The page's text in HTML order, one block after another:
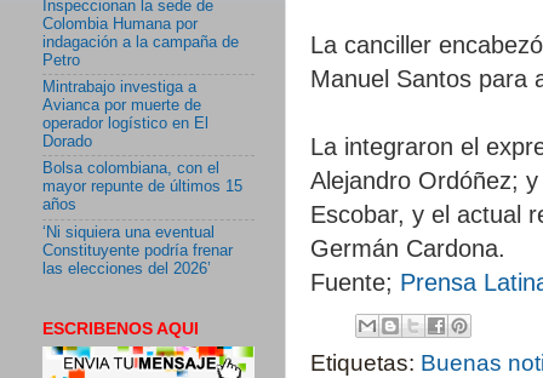
La canciller
Manuel Santos para
La integraron el
Alejandro Ordóñez;
Escobar, y el actual
Germán Cardona.
Fuente; Prensa
Etiquetas: Buenas
Inspeccionan la sede de
Colombia Humana por
indagación a la campaña de
Petro
Mintrabajo investiga a
Avianca por muerte de
operador logístico en El
Dorado
Bolsa colombiana, con el
mayor repunte de últimos 15
años
‘Ni siquiera una eventual
Constituyente podría frenar
las elecciones del 2026’
ESCRIBENOS AQUI